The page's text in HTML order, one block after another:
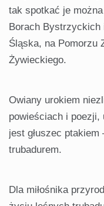
tak spotkać je
Borach Bystrzyckich
Śląska, na Pomorzu
Żywieckiego.
Owiany urokiem
powieściach i
jest głuszec ptakiem
trubadurem.
Dla miłośnika